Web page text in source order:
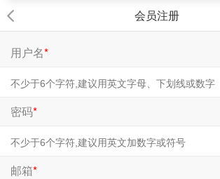
会员注册
用户名*
密码*
邮箱*